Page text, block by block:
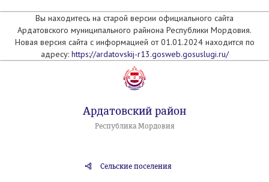
Вы находитесь на старой версии официального сайта
Ардатовского муниципального райнона Республики Мордовия.
Новая версия сайта с информацией от 01.01.2024 находится по
адресу: https://ardatovskij-r13.gosweb.gosuslugi.ru/
Ардатовский район
Республика Мордовия
Сельские поселения